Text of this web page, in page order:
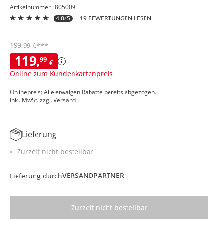
Artikelnummer : 805009
4.8/5
19 BEWERTUNGEN LESEN
119,99 €
Online zum Kundenkartenpreis
199,99 €***
Onlinepreis: Alle etwaigen Rabatte bereits abgezogen.
Inkl. MwSt. zzgl.Versand
Lieferung
Zurzeit nicht bestellbar
Lieferung durchVERSANDPARTNER
Zurzeit nicht bestellbar